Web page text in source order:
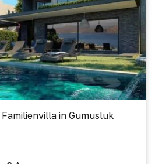
in Gumusluk